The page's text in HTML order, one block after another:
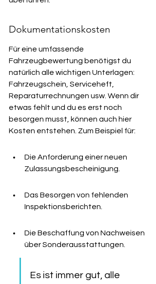
Dokumentationskosten
Für eine umfassende
Fahrzeugbewertung benötigst du
natürlich alle wichtigen Unterlagen:
Fahrzeugschein, Serviceheft,
Reparaturrechnungen usw. Wenn dir
etwas fehlt und du es erst noch
besorgen musst, können auch hier
Kosten entstehen. Zum Beispiel für:
Die Anforderung einer neuen
Zulassungsbescheinigung.
Das Besorgen von fehlenden
Inspektionsberichten.
Die Beschaffung von Nachweisen
über Sonderausstattungen.
Es ist immer gut, alle